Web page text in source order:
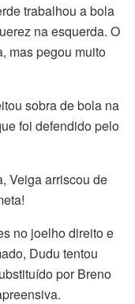
trabalhou a bola
na esquerda. O
mas pegou muito
sobra de bola na
foi defendido pelo
Veiga arriscou de
no joelho direito e
Dudu tentou
por Breno